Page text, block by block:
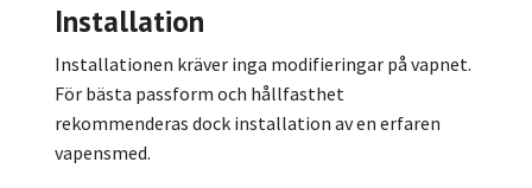
Installation
Installationen kräver inga modifieringar på vapnet.
För bästa passform och hållfasthet
rekommenderas dock installation av en erfaren
vapensmed.